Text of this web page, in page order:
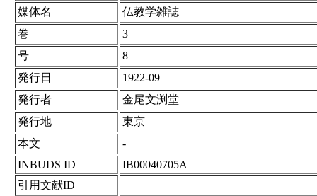
媒体名
仏教学雑誌
巻
3
号
8
発行日
1922-09
発行者
金尾文渕堂
発行地
東京
本文
-
INBUDS ID
IB00040705A
引用文献ID